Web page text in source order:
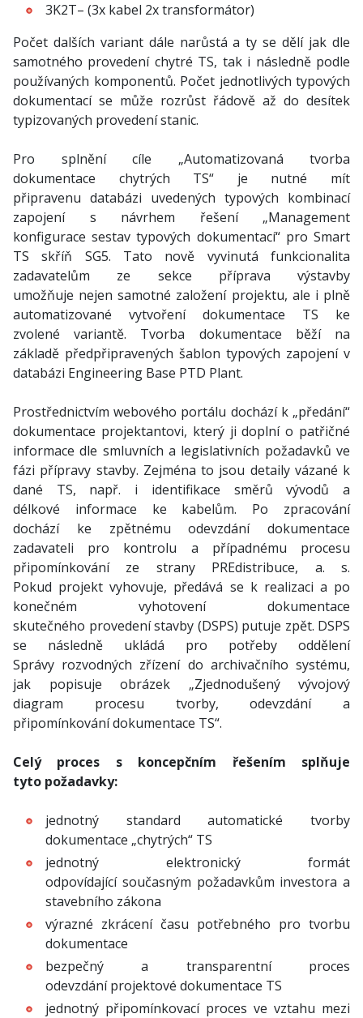
3K2T– (3x kabel 2x transformátor)
Počet dalších variant dále narůstá a ty se dělí jak dle
samotného provedení chytré TS, tak i následně podle
používaných komponentů. Počet jednotlivých typových
dokumentací se může rozrůst řádově až do desítek
typizovaných provedení stanic.
Pro splnění cíle „Automatizovaná tvorba
dokumentace chytrých TS“ je nutné mít
připravenu databázi uvedených typových kombinací
zapojení s návrhem řešení „Management
konfigurace sestav typových dokumentací“ pro Smart
TS skříň SG5. Tato nově vyvinutá funkcionalita
zadavatelům ze sekce příprava výstavby
umožňuje nejen samotné založení projektu, ale i plně
automatizované vytvoření dokumentace TS ke
zvolené variantě. Tvorba dokumentace běží na
základě předpřipravených šablon typových zapojení v
databázi Engineering Base PTD Plant.
Prostřednictvím webového portálu dochází k „předání“
dokumentace projektantovi, který ji doplní o patřičné
informace dle smluvních a legislativních požadavků ve
fázi přípravy stavby. Zejména to jsou detaily vázané k
dané TS, např. i identifikace směrů vývodů a
délkové informace ke kabelům. Po zpracování
dochází ke zpětnému odevzdání dokumentace
zadavateli pro kontrolu a případnému procesu
připomínkování ze strany PREdistribuce, a. s.
Pokud projekt vyhovuje, předává se k realizaci a po
konečném vyhotovení dokumentace
skutečného provedení stavby (DSPS) putuje zpět. DSPS
se následně ukládá pro potřeby oddělení
Správy rozvodných zřízení do archivačního systému,
jak popisuje obrázek „Zjednodušený vývojový
diagram procesu tvorby, odevzdání a
připomínkování dokumentace TS“.
Celý proces s koncepčním řešením splňuje
tyto požadavky:
jednotný standard automatické tvorby
dokumentace „chytrých“ TS
jednotný elektronický formát
odpovídající současným požadavkům investora a
stavebního zákona
výrazné zkrácení času potřebného pro tvorbu
dokumentace
bezpečný a transparentní proces
odevzdání projektové dokumentace TS
jednotný připomínkovací proces ve vztahu mezi